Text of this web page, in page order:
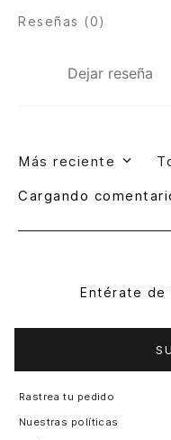
Dejar reseña
Reseñas (0)
Más reciente
Cargando
Entérate de
Rastrea tu pedido
Nuestras políticas